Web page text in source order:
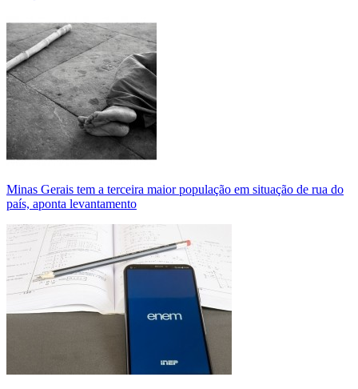
Minas Gerais tem a terceira maior população em situação de rua do
país, aponta levantamento